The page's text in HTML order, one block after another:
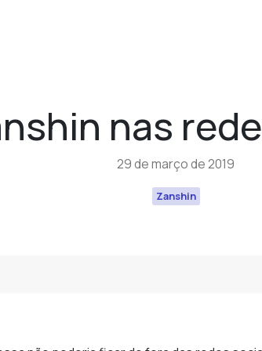
nas
29 de março de 2019
Zanshin